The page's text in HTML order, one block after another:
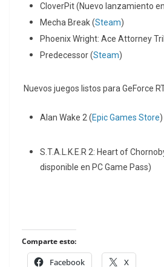
CloverPit (Nuevo lanzamiento en
Mecha Break (Steam)
Phoenix Wright: Ace Attorney
Predecessor (Steam)
Nuevos juegos listos para GeForce
Alan Wake 2 (Epic Games Store)
S.T.A.L.K.E.R 2: Heart of
disponible en PC Game Pass)
Comparte esto:
Facebook X